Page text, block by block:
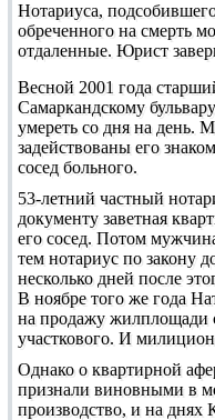
Нотариуса,
обреченного на смерть
отдаленные. Юрист
Весной 2001 года
Самаркандскому
умереть со дня на день.
задействованы его
сосед больного.
53-летний частный
документу заветная
его сосед. Потом
тем нотариус по закону
несколько дней после
В ноябре того же года
на продажу жилплощади
участкового. И
Однако о квартирной
признали виновными в
производство, и на днях